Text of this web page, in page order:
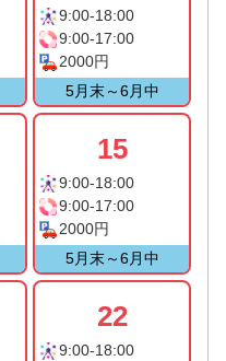
9:00-18:00
9:00-17:00
2000円
5月末～6月中
15
9:00-18:00
9:00-17:00
2000円
5月末～6月中
22
9:00-18:00